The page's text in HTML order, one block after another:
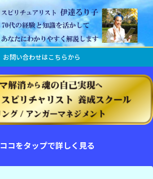
お問い合わせはこちらから
ココをタップで詳しく見る